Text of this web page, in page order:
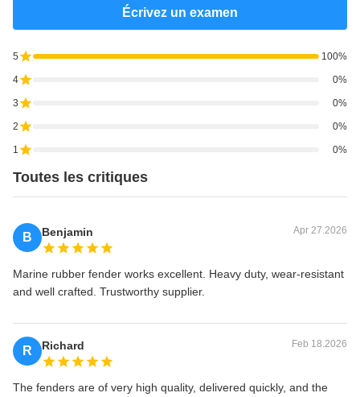
Écrivez un examen
5 100%
4 0%
3 0%
2 0%
1 0%
Toutes les critiques
B Benjamin Apr 27.2026
Marine rubber fender works excellent. Heavy duty, wear-resistant
and well crafted. Trustworthy supplier.
R Richard Feb 18.2026
The fenders are of very high quality, delivered quickly, and the